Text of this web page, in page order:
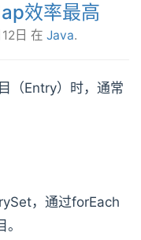
效率最高
日 在 Java.
（Entry）时，通常
，通过forEach